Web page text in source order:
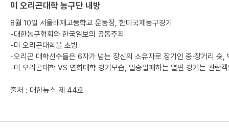
미 오리곤대학 농구단 내방
8월 10일 서울배재고등학교 운동장, 한미국제농구경기
-대한농구협회와 한국일보의 공동주최
-미 오리곤대학을 초빙
-오리곤 대학선수들은 6자가 넘는 장신의 소유자로 장기인 중·장거리 슛
-미 오리곤대학 VS 연희대학 경기모습, 일승일패하는 열띤 경기는 관람
출처 : 대한뉴스 제 44호